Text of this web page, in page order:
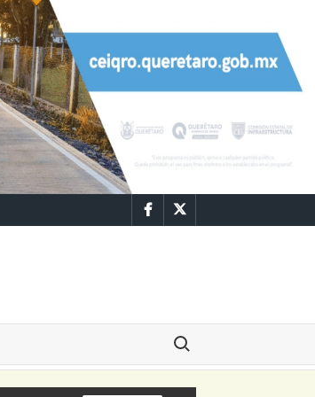
FacebookTwitter
Buscar: